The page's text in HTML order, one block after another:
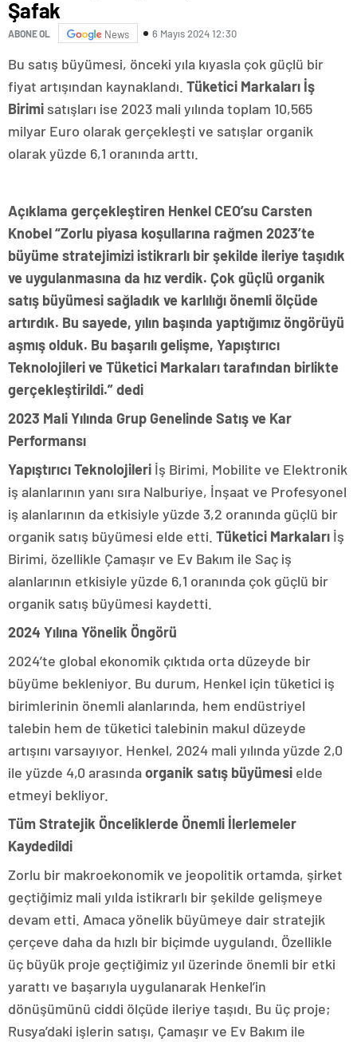
Şafak
ABONE OL News 6 Mayıs 2024 12:30
Bu satış büyümesi, önceki yıla kıyasla çok güçlü bir
fiyat artışından kaynaklandı. Tüketici Markaları İş
Birimi satışları ise 2023 mali yılında toplam 10,565
milyar Euro olarak gerçekleşti ve satışlar organik
olarak yüzde 6,1 oranında arttı.
Açıklama gerçekleştiren Henkel CEO’su Carsten
Knobel “Zorlu piyasa koşullarına rağmen 2023’te
büyüme stratejimizi istikrarlı bir şekilde ileriye taşıdık
ve uygulanmasına da hız verdik. Çok güçlü organik
satış büyümesi sağladık ve karlılığı önemli ölçüde
artırdık. Bu sayede, yılın başında yaptığımız öngörüyü
aşmış olduk. Bu başarılı gelişme, Yapıştırıcı
Teknolojileri ve Tüketici Markaları tarafından birlikte
gerçekleştirildi.” dedi
2023 Mali Yılında Grup Genelinde Satış ve Kar
Performansı
Yapıştırıcı Teknolojileri İş Birimi, Mobilite ve Elektronik
iş alanlarının yanı sıra Nalburiye, İnşaat ve Profesyonel
iş alanlarının da etkisiyle yüzde 3,2 oranında güçlü bir
organik satış büyümesi elde etti. Tüketici Markaları İş
Birimi, özellikle Çamaşır ve Ev Bakım ile Saç iş
alanlarının etkisiyle yüzde 6,1 oranında çok güçlü bir
organik satış büyümesi kaydetti.
2024 Yılına Yönelik Öngörü
2024’te global ekonomik çıktıda orta düzeyde bir
büyüme bekleniyor. Bu durum, Henkel için tüketici iş
birimlerinin önemli alanlarında, hem endüstriyel
talebin hem de tüketici talebinin makul düzeyde
artışını varsayıyor. Henkel, 2024 mali yılında yüzde 2,0
ile yüzde 4,0 arasındaorganik satış büyümesi elde
etmeyi bekliyor.
Tüm Stratejik Önceliklerde Önemli İlerlemeler
Kaydedildi
Zorlu bir makroekonomik ve jeopolitik ortamda, şirket
geçtiğimiz mali yılda istikrarlı bir şekilde gelişmeye
devam etti. Amaca yönelik büyümeye dair stratejik
çerçeve daha da hızlı bir biçimde uygulandı. Özellikle
üç büyük proje geçtiğimiz yıl üzerinde önemli bir etki
yarattı ve başarıyla uygulanarak Henkel’in
dönüşümünü ciddi ölçüde ileriye taşıdı. Bu üç proje;
Rusya’daki işlerin satışı, Çamaşır ve Ev Bakım ile